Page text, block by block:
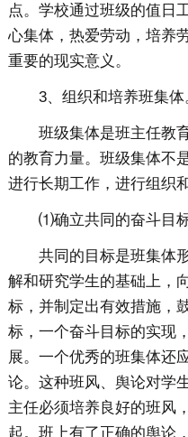
点。学校通过班级的值日
心集体，热爱劳动，培养
重要的现实意义。
3、组织和培养班集体
班级集体是班主任教
的教育力量。班级集体不
进行长期工作，进行组织
⑴确立共同的奋斗目
共同的目标是班集体
解和研究学生的基础上，
标，并制定出有效措施，
标，一个奋斗目标的实现
展。一个优秀的班集体还
论。这种班风、舆论对学
主任必须培养良好的班风
起。班上有了正确的舆论